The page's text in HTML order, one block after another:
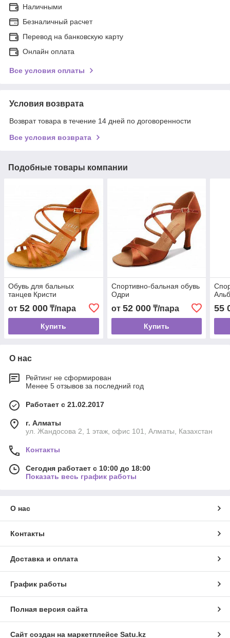
Наличными
Безналичный расчет
Перевод на банковскую карту
Онлайн оплата
Все условия оплаты
Условия возврата
Возврат товара в течение 14 дней по договоренности
Все условия возврата
Подобные товары компании
Обувь для бальных
танцев Кристи
от 52 000 ₸/пара
Купить
Спортивно-бальная обувь
Одри
от 52 000₸/пара
Купить
55
О нас
Рейтинг не сформирован
Менее 5 отзывов за последний год
Работает с 21.02.2017
г. Алматы
ул. Жандосова 2, 1 этаж, офис 101, Алматы, Казахстан
Контакты
Сегодня работает с 10:00 до 18:00
Показать весь график работы
О нас
Контакты
Доставка и оплата
График работы
Полная версия сайта
Сайт создан на маркетплейсе Satu.kz